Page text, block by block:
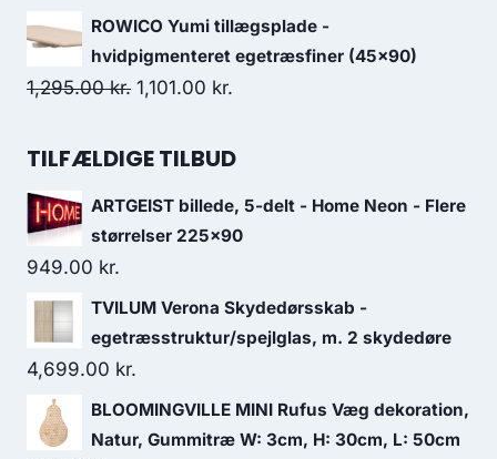
ROWICO Yumi tillægsplade -
hvidpigmenteret egetræsfiner (45x90)
1,295.00kr. 1,101.00 kr.
TILFÆLDIGE TILBUD
ARTGEIST billede, 5-delt - Home Neon - Flere
størrelser 225x90
949.00 kr.
TVILUM Verona Skydedørsskab -
egetræsstruktur/spejlglas, m. 2 skydedøre
4,699.00 kr.
BLOOMINGVILLE MINI Rufus Væg dekoration,
Natur, Gummitræ W: 3cm, H: 30cm, L: 50cm